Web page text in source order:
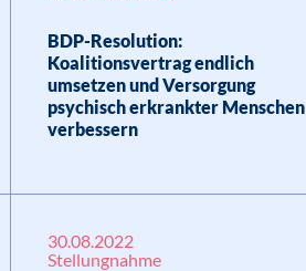
BDP-Resolution:
Koalitionsvertrag endlich
umsetzen und Versorgung
psychisch erkrankter Menschen
verbessern
30.08.2022
Stellungnahme